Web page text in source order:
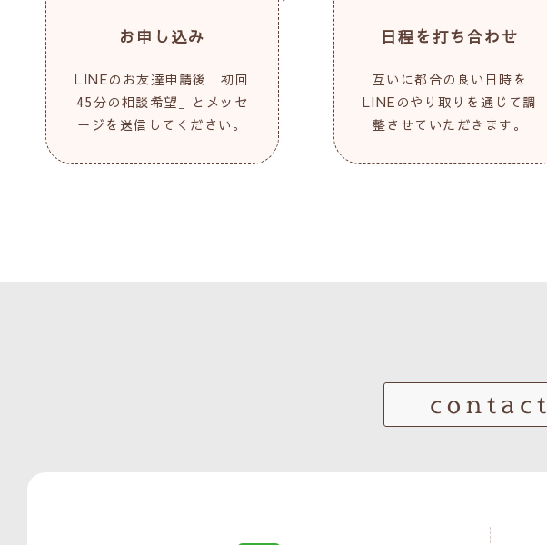
お申し込み
LINEのお友達申請後「初回
45分の相談希望」とメッセ
ージを送信してください。
日程を打ち合わせ
互いに都合の良い日時を
LINEのやり取りを通じて調
整させていただきます。
contact